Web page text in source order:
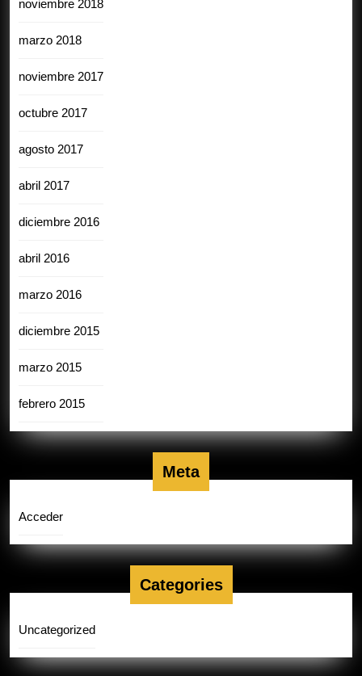
noviembre 2018
marzo 2018
noviembre 2017
octubre 2017
agosto 2017
abril 2017
diciembre 2016
abril 2016
marzo 2016
diciembre 2015
marzo 2015
febrero 2015
Meta
Acceder
Categories
Uncategorized